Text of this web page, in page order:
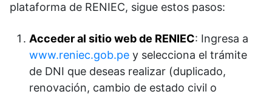
plataforma de RENIEC, sigue estos pasos:
Acceder al sitio web de RENIEC: Ingresa a
www.reniec.gob.pe y selecciona el trámite
de DNI que deseas realizar (duplicado,
renovación, cambio de estado civil o